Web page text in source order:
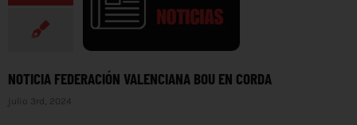
NOTICIA FEDERACIÓN VALENCIANA BOU EN CORDA
julio 3rd, 2024